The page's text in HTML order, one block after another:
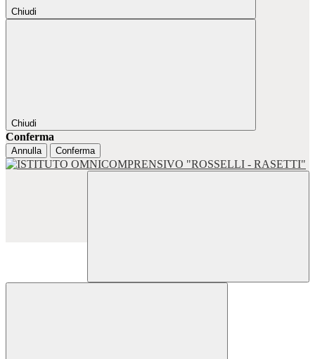
Chiudi
Chiudi
Conferma
Annulla Conferma